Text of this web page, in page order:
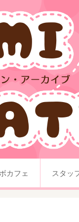
カフェ スタッ